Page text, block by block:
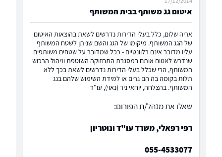
איטום גג משותף בבית המשותף
אריה שלום, כלל בעלי הדירות נדרשים לשאת בהוצאות האיטום
של הגג המשותף. מיקומו של הגג והשם שניתן לשטח המשותף
עליו מדובר אינם רלוונטיים - ככל שמדובר על שטחים משותפים
שנדרש לאטום אותם במסגרת התחזוקה השוטפת וניהול הרכוש
המשותף, הרי שכלל בעלי הדירות נדרשים לשאת בכך ללא
תלות בקומה בה הם גרים או למידת השימוש שלהם בגג
המשותף. בהצלחה, יוחאי ניר (נאוי), עו"ד
שאלו את מנהל/ת הפורום:
רפי רפאלי, משרד עו"ד ונוטריון
055-4533077